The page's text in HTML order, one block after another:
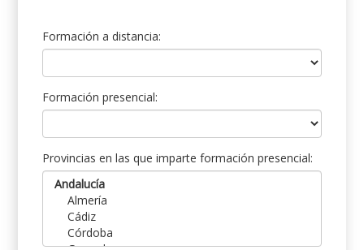
Formación a distancia:
Formación presencial:
Provincias en las que imparte formación presencial: